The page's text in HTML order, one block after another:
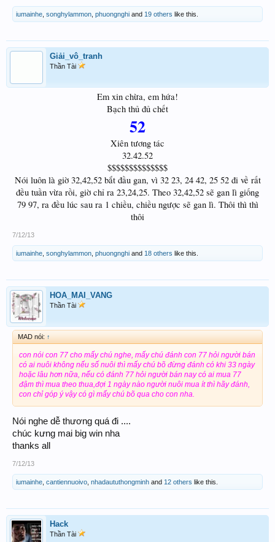
iumainhe songhylammon phuongnghi and 19 others like this.
Giải_vô_tranh
Thần Tài
Em xin chừa, em hứa!
Bạch thủ đủ chết
52
Xiên tương tác
32.42.52
$$$$$$$$$$$$$$
Nói luôn là giờ 32,42,52 bắt đầu gan, vì 32 23, 24 42, 25 52 đi về rất
đều tuần vừa rồi, giờ chỉ ra 23,24,25. Theo 32,42,52 sẽ gan lì giống
79 97, ra đều lúc sau ra 1 chiều, chiều ngược sẽ gan lì. Thôi thì thì
thôi
7/12/13
iumainhe songhylammon phuongnghi and 18 others like this.
HOA_MAI_VANG
Thần Tài
MAD nói: ↑
con nói con 77 cho mấy chú nghe, mấy chú đánh con 77 hỏi người bán
có ai nuôi không nếu số nuôi thì mấy chú bõ đừng đánh có khi 33 ngày
hoặc lâu hơn nữa, nếu có đánh 77 hỏi người bán nay có ai mua 77
đậm thì mua theo thua,đợi 1 ngày nào người nuôi mua ít thì hãy đánh,
con chỉ góp ý vậy có gì mấy chú bõ qua cho con nha.
Nói nghe dễ thương quá đi ....
chúc kưng mai big win nha
thanks all
7/12/13
iumainhe cantiennuoivo nhadaututhongminh and 12 others like this.
Hack
Thần Tài